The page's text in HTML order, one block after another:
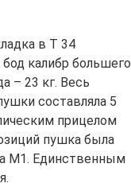
в Т 34
калибр большего
– 23 кг. Весь
составляла 5
прицелом
пушка была
М1. Единственным